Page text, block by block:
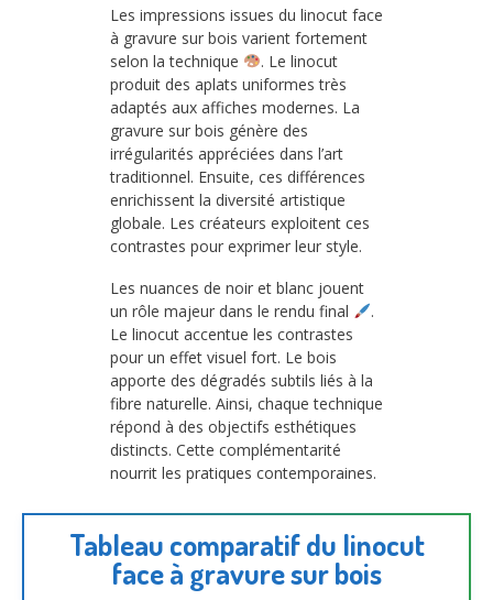
Les impressions issues du linocut face
à gravure sur bois varient fortement
selon la technique
. Le linocut
produit des aplats uniformes très
adaptés aux affiches modernes. La
gravure sur bois génère des
irrégularités appréciées dans l’art
traditionnel. Ensuite, ces différences
enrichissent la diversité artistique
globale. Les créateurs exploitent ces
contrastes pour exprimer leur style.
Les nuances de noir et blanc jouent
un rôle majeur dans le rendu final
.
Le linocut accentue les contrastes
pour un effet visuel fort. Le bois
apporte des dégradés subtils liés à la
fibre naturelle. Ainsi, chaque technique
répond à des objectifs esthétiques
distincts. Cette complémentarité
nourrit les pratiques contemporaines.
Tableau comparatif du linocut
face à gravure sur bois